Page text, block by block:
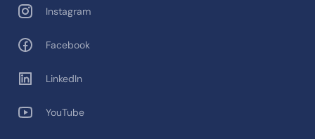
Instagram
Facebook
LinkedIn
YouTube